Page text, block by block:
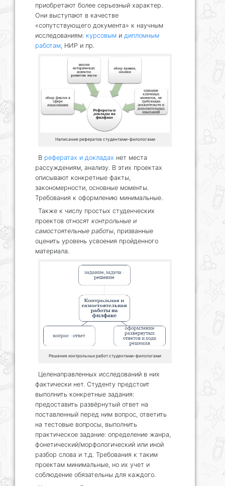
приобретают более серьезный характер.
Они выступают в качестве
«сопутствующего документа» к научным
исследованиям: курсовым и дипломным
работам, НИР и пр.
Написание рефератов студентами-филологами
В рефератах и докладах нет места
рассуждениям, анализу. В этих проектах
описывают конкретные факты,
закономерности, основные моменты.
Требования к оформлению минимальные.
Также к числу простых студенческих
проектов относят контрольные и
самостоятельные работы, призванные
оценить уровень усвоения пройденного
материала.
Решение контрольных работ студентами-филологами
Целенаправленных исследований в них
фактически нет. Студенту предстоит
выполнить конкретные задания:
предоставить развёрнутый ответ на
поставленный перед ним вопрос, ответить
на тестовые вопросы, выполнить
практическое задание: определение жанра,
фонетический/морфологический или иной
разбор слова и т.д. Требования к таким
проектам минимальные, но их учет и
соблюдение обязательны для каждого.